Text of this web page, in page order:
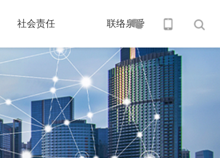
社会责任 联络泉舜